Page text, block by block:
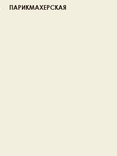
ПАРИКМАХЕРСКАЯ